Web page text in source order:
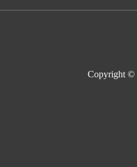
Copyright ©